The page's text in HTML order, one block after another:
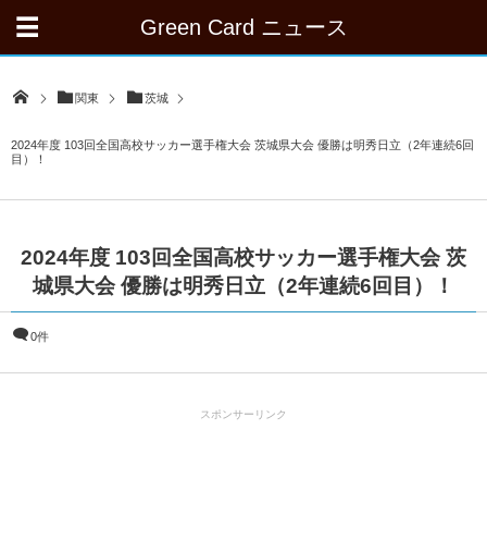
Green Card ニュース
関東 茨城
2024年度 103回全国高校サッカー選手権大会 茨城県大会 優勝は明秀日立（2年連続6回
目）！
2024年度 103回全国高校サッカー選手権大会 茨
城県大会 優勝は明秀日立（2年連続6回目）！
0件
スポンサーリンク